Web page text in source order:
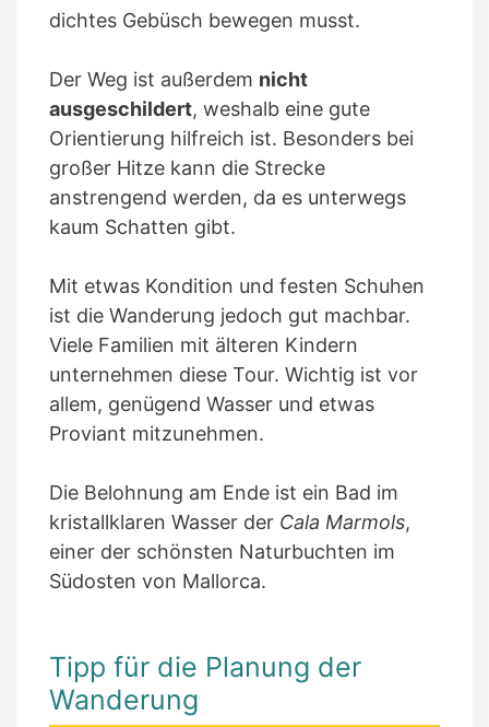
dichtes Gebüsch bewegen musst.
Der Weg ist außerdem nicht
ausgeschildert, weshalb eine gute
Orientierung hilfreich ist. Besonders bei
großer Hitze kann die Strecke
anstrengend werden, da es unterwegs
kaum Schatten gibt.
Mit etwas Kondition und festen Schuhen
ist die Wanderung jedoch gut machbar.
Viele Familien mit älteren Kindern
unternehmen diese Tour. Wichtig ist vor
allem, genügend Wasser und etwas
Proviant mitzunehmen.
Die Belohnung am Ende ist ein Bad im
kristallklaren Wasser der Cala Marmols,
einer der schönsten Naturbuchten im
Südosten von Mallorca.
Tipp für die Planung der
Wanderung